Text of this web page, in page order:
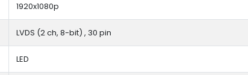
1920x1080p
LVDS (2 ch, 8-bit) , 30 pin
LED